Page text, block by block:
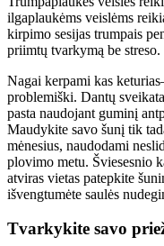
ilgaplaukėms veislėms
kirpimo sesijas trumpais
priimtų tvarkymą be streso.
Nagai kerpami kas
problemiški. Dantų
pasta naudojant guminį
Maudykite savo šunį tik
mėnesius, naudodami
plovimo metu. Šviesesnio
atviras vietas patepkite
išvengtumėte saulės
Tvarkykite savo